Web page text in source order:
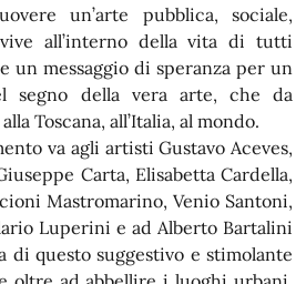
un’arte pubblica, sociale,
all’interno della vita di tutti
un messaggio di speranza per un
segno della vera arte, che da
Toscana, all’Italia, al mondo.
va agli artisti Gustavo Aceves,
Carta, Elisabetta Cardella,
Mastromarino, Venio Santoni,
Luperini e ad Alberto Bartalini
di questo suggestivo e stimolante